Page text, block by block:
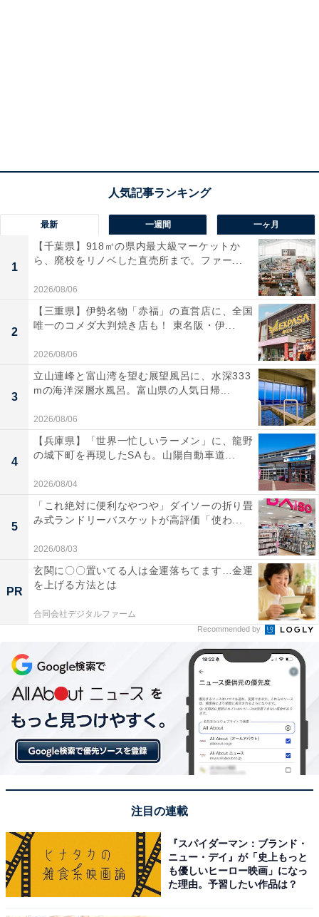
最新 一週間 一ヶ月
1
【千葉県】918㎡の県内最大級マーケットか
ら、廃校をリノベした直売所まで。ファー...
2026/08/06
2
【三重県】伊勢名物「赤福」の直営店に、全国
唯一のコメダ大判焼き店も！ 東名阪・伊...
2026/08/06
3
立山連峰と富山湾を望む展望風呂に、水深333
mの海洋深層水風呂。富山県の人気日帰...
2026/08/06
4
【兵庫県】「世界一忙しいラーメン」に、龍野
の城下町を再現したSAも。山陽自動車道...
2026/08/04
5
「これ絶対に便利なやつや」ダイソーの折り畳
み式ランドリーバスケットが高評価「使わ...
2026/08/03
PR
玄関に〇〇置いてる人は金運落ちてます…金運
を上げる方法とは
合同会社デジタルファーム
Recommended by
注目の連載
『スパイダーマン：ブランド・
ニュー・デイ』が「史上もっと
も優しいヒーロー映画」になっ
た理由。予習したい作品は？